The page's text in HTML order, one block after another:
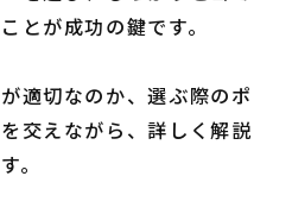
とが成功の鍵です。
適切なのか、選ぶ際のポ
交えながら、詳しく解説
。